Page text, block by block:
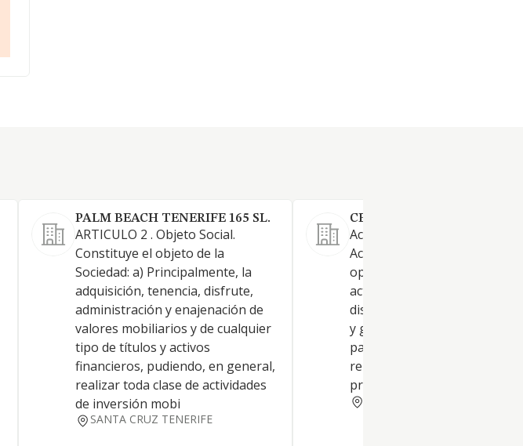
PALM BEACH TENERIFE 165 SL.
ARTICULO 2 . Objeto Social.
Constituye el objeto de la
Sociedad: a) Principalmente, la
adquisición, tenencia, disfrute,
administración y enajenación de
valores mobiliarios y de cualquier
tipo de títulos y activos
financieros, pudiendo, en general,
realizar toda clase de actividades
de inversión mobi
SANTA CRUZ TENERIFE
CENTRO PADRE TENERIFE
Actividad principal: 66.12
Actividades de
operaciones con valores y
activos. La adquisición,
disfrute, administración,
y gestión de títulos valores o
participaciones y/o acciones
representativas de los
propios de sociedades, etc